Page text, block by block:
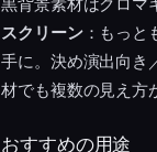
スクリーン：もっと
手に。決め演出向き
材でも複数の見え方
おすすめの用途